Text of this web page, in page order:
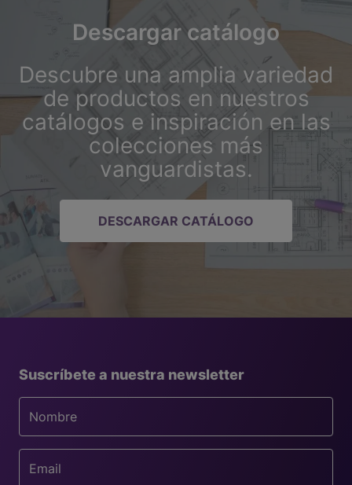
Descargar catálogo
Descubre una amplia variedad
de productos en nuestros
catálogos e inspiración en las
colecciones más
vanguardistas.
DESCARGAR CATÁLOGO
Suscríbete a nuestra newsletter